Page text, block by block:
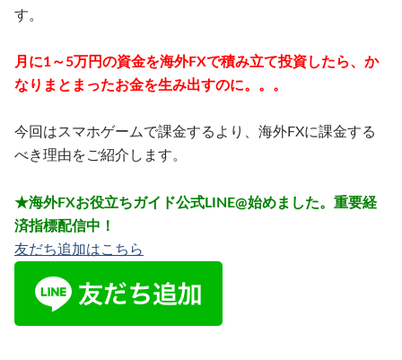
す。
月に1～5万円の資金を海外FXで積み立て投資したら、か
なりまとまったお金を生み出すのに。。。
今回はスマホゲームで課金するより、海外FXに課金する
べき理由をご紹介します。
★海外FXお役立ちガイド公式LINE@始めました。重要経
済指標配信中！
友だち追加はこちら